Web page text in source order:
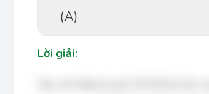
(A)
Lời giải: